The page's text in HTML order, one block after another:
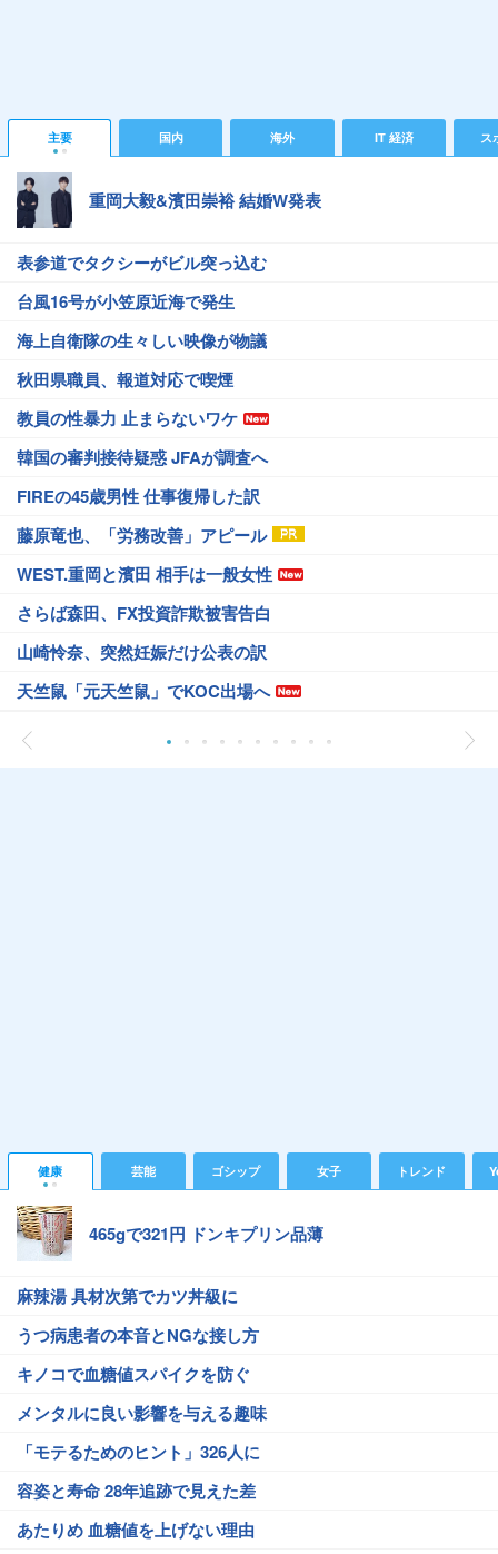
主要 国内 海外 IT 経済 ス
重岡大毅&濱田崇裕 結婚W発表
表参道でタクシーがビル突っ込む
台風16号が小笠原近海で発生
海上自衛隊の生々しい映像が物議
秋田県職員、報道対応で喫煙
教員の性暴力 止まらないワケ
韓国の審判接待疑惑 JFAが調査へ
FIREの45歳男性 仕事復帰した訳
藤原竜也、「労務改善」アピール
WEST.重岡と濱田 相手は一般女性
さらば森田、FX投資詐欺被害告白
山崎怜奈、突然妊娠だけ公表の訳
天竺鼠「元天竺鼠」でKOC出場へ
健康 芸能 ゴシップ 女子 トレンド
465gで321円 ドンキプリン品薄
麻辣湯 具材次第でカツ丼級に
うつ病患者の本音とNGな接し方
キノコで血糖値スパイクを防ぐ
メンタルに良い影響を与える趣味
「モテるためのヒント」326人に
容姿と寿命 28年追跡で見えた差
あたりめ 血糖値を上げない理由